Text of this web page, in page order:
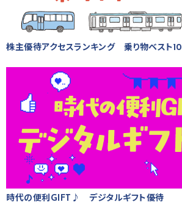
株主優待アクセスランキング 乗り物ベスト10
時代の便利GIFT♪ デジタルギフト優待